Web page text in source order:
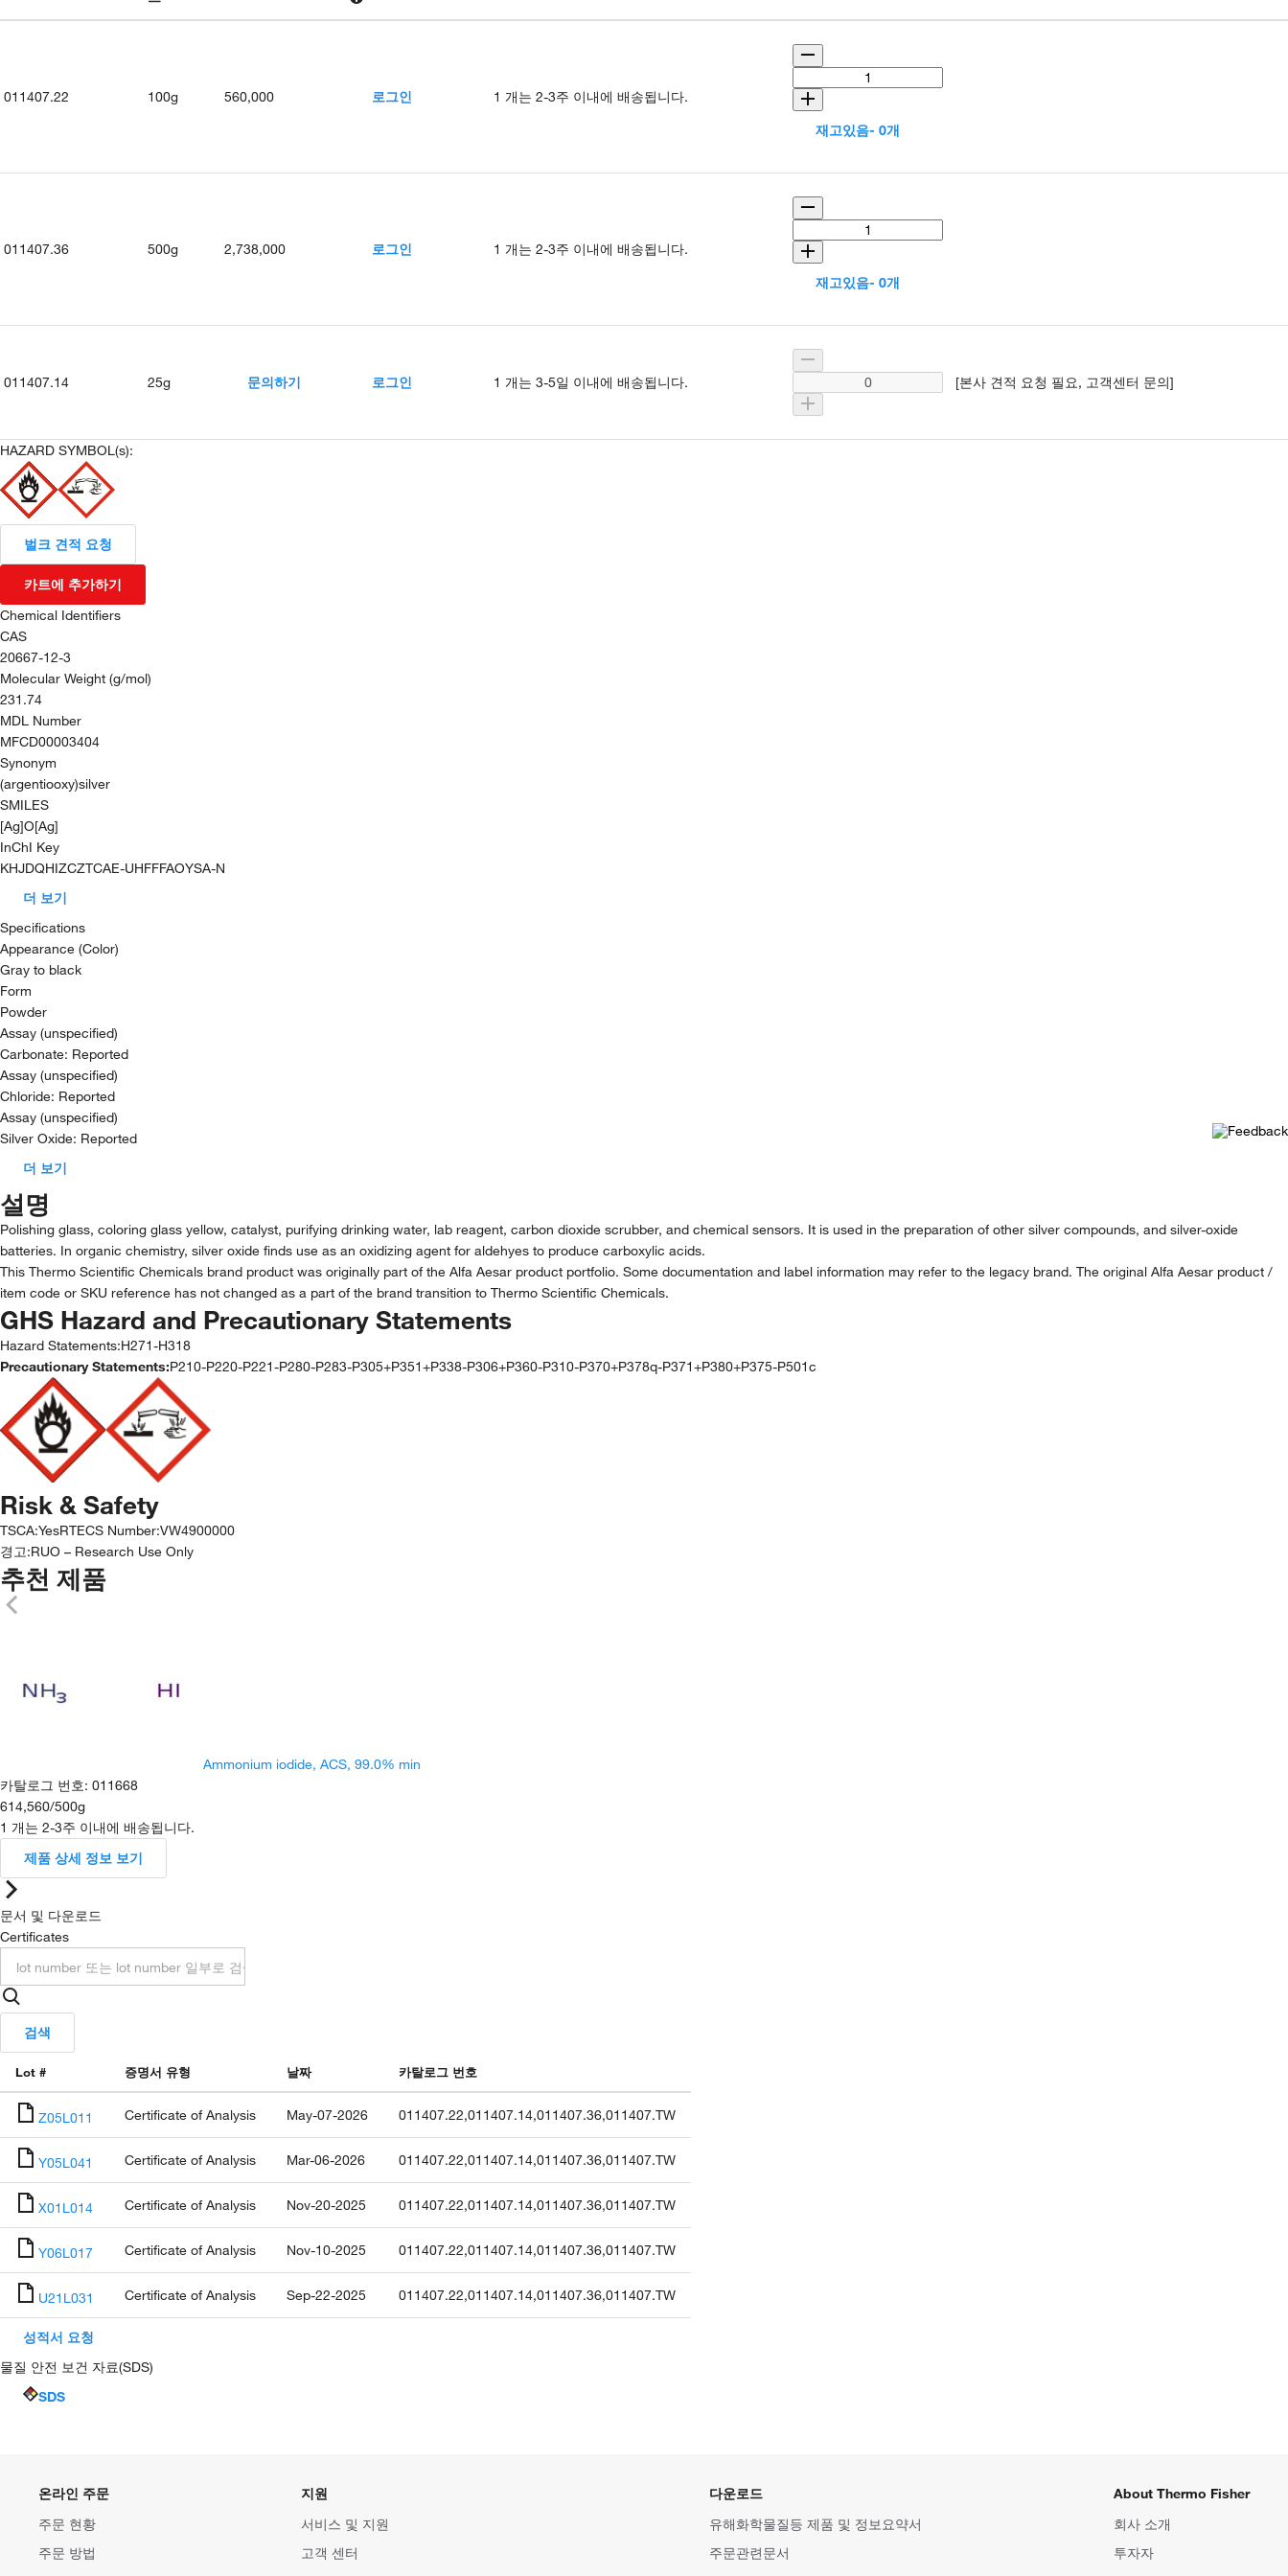
011407.22 100g 560,000 로그인 1 개는 2-3주 이내에 배송됩니다.
재고있음- 0개
011407.36 500g 2,738,000 로그인 1 개는 2-3주 이내에 배송됩니다.
재고있음- 0개
011407.14 25g 문의하기 로그인 1 개는 3-5일 이내에 배송됩니다. [본사 견적 요청 필요, 고객센터 문의]
HAZARD SYMBOL(s):
벌크 견적 요청
카트에 추가하기
Chemical Identifiers
CAS
20667-12-3
Molecular Weight (g/mol)
231.74
MDL Number
MFCD00003404
Synonym
(argentiooxy)silver
SMILES
[Ag]O[Ag]
InChI Key
KHJDQHIZCZTCAE-UHFFFAOYSA-N
더 보기
Specifications
Appearance (Color)
Gray to black
Form
Powder
Assay (unspecified)
Carbonate: Reported
Assay (unspecified)
Chloride: Reported
Assay (unspecified)
Silver Oxide: Reported
더 보기
설명
Polishing glass, coloring glass yellow, catalyst, purifying drinking water, lab reagent, carbon dioxide scrubber, and chemical sensors. It is used in the preparation of other silver compounds, and silver-oxide
batteries. In organic chemistry, silver oxide finds use as an oxidizing agent for aldehyes to produce carboxylic acids.
This Thermo Scientific Chemicals brand product was originally part of the Alfa Aesar product portfolio. Some documentation and label information may refer to the legacy brand. The original Alfa Aesar product /
item code or SKU reference has not changed as a part of the brand transition to Thermo Scientific Chemicals.
GHS Hazard and Precautionary Statements
Hazard Statements:H271-H318
Precautionary Statements:P210-P220-P221-P280-P283-P305+P351+P338-P306+P360-P310-P370+P378q-P371+P380+P375-P501c
Risk & Safety
TSCA:YesRTECS Number:VW4900000
경고:RUO – Research Use Only
추천 제품
Ammonium iodide, ACS, 99.0% min
카탈로그 번호: 011668
614,560/500g
1 개는 2-3주 이내에 배송됩니다.
제품 상세 정보 보기
문서 및 다운로드
Certificates
검색
Lot # 증명서 유형 날짜 카탈로그 번호
Z05L011 Certificate of Analysis May-07-2026 011407.22,011407.14,011407.36,011407.TW
Y05L041 Certificate of Analysis Mar-06-2026 011407.22,011407.14,011407.36,011407.TW
X01L014 Certificate of Analysis Nov-20-2025 011407.22,011407.14,011407.36,011407.TW
Y06L017 Certificate of Analysis Nov-10-2025 011407.22,011407.14,011407.36,011407.TW
U21L031 Certificate of Analysis Sep-22-2025 011407.22,011407.14,011407.36,011407.TW
성적서 요청
물질 안전 보건 자료(SDS)
SDS
온라인 주문
주문 현황
주문 방법
지원
서비스 및 지원
고객 센터
다운로드
유해화학물질등 제품 및 정보요약서
주문관련문서
About Thermo Fisher
회사 소개
투자자